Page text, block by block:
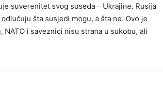
suverenitet svog suseda – Ukrajine. Rusija
šta susjedi mogu, a šta ne. Ovo je
i saveznici nisu strana u sukobu, ali